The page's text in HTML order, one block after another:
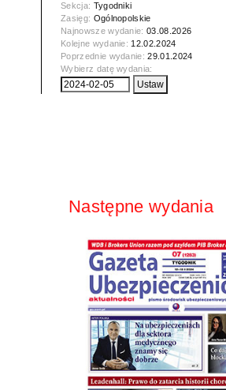
Sekcja: Tygodniki
Zasięg: Ogólnopolskie
Najnowsze wydanie:03.08.2026
Kolejne wydanie: 12.02.2024
Poprzednie wydanie:29.01.2024
Wybierz datę wydania:
Następne wydania